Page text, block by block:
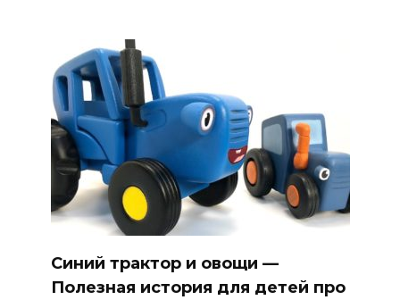
Синий трактор и овощи —
Полезная история для детей про